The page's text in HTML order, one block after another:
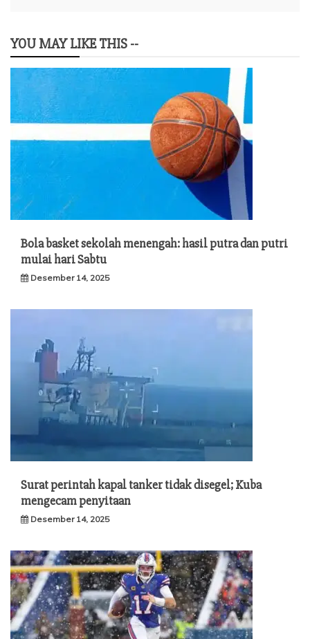
YOU MAY LIKE THIS --
Bola basket sekolah menengah: hasil putra dan putri
mulai hari Sabtu
Desember 14, 2025
Surat perintah kapal tanker tidak disegel; Kuba
mengecam penyitaan
Desember 14, 2025